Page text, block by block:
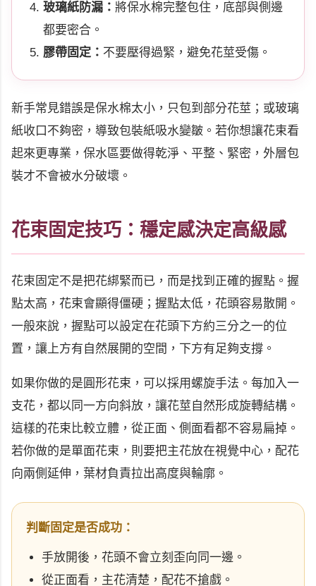
玻璃紙防漏： 將保水棉完整包住，底部與側邊
都要密合。
膠帶固定： 不要壓得過緊，避免花莖受傷。
新手常見錯誤是保水棉太小，只包到部分花莖；或玻璃
紙收口不夠密，導致包裝紙吸水變皺。若你想讓花束看
起來更專業，保水區要做得乾淨、平整、緊密，外層包
裝才不會被水分破壞。
花束固定技巧：穩定感決定高級感
花束固定不是把花綁緊而已，而是找到正確的握點。握
點太高，花束會顯得僵硬；握點太低，花頭容易散開。
一般來說，握點可以設定在花頭下方約三分之一的位
置，讓上方有自然展開的空間，下方有足夠支撐。
如果你做的是圓形花束，可以採用螺旋手法。每加入一
支花，都以同一方向斜放，讓花莖自然形成旋轉結構。
這樣的花束比較立體，從正面、側面看都不容易扁掉。
若你做的是單面花束，則要把主花放在視覺中心，配花
向兩側延伸，葉材負責拉出高度與輪廓。
判斷固定是否成功：
手放開後，花頭不會立刻歪向同一邊。
從正面看，主花清楚，配花不搶戲。